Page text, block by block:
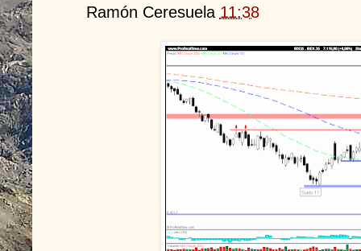
Ramón Ceresuela 11:38